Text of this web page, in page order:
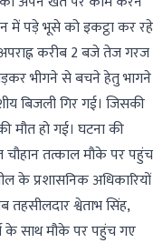
में पड़े भूसे को इकट्ठा कर रहे
करीब 2 बजे तेज गरज
भीगने से बचने हेतु भागने
बिजली गिर गई। जिसकी
हो गई। घटना की
चौहान तत्काल मौके पर पहुंच
के प्रशासनिक अधिकारियों
श्वेताभ सिंह,
के साथ मौके पर पहुंच गए